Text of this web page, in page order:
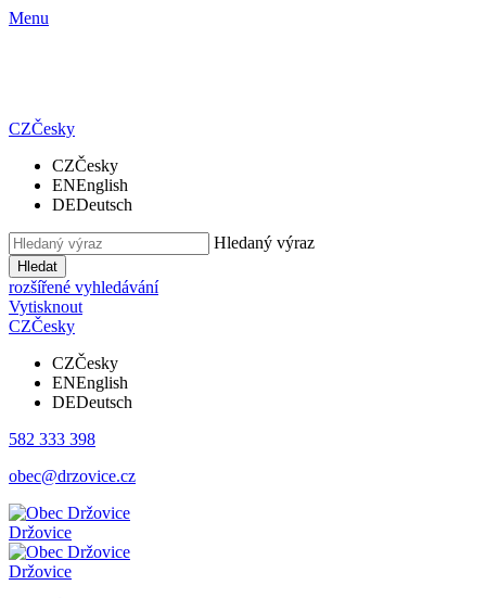
Menu
CZČesky
CZČesky
ENEnglish
DEDeutsch
Hledaný výraz
Hledat
rozšířené vyhledávání
Vytisknout
CZČesky
CZČesky
ENEnglish
DEDeutsch
582 333 398
obec@drzovice.cz
Držovice
Držovice